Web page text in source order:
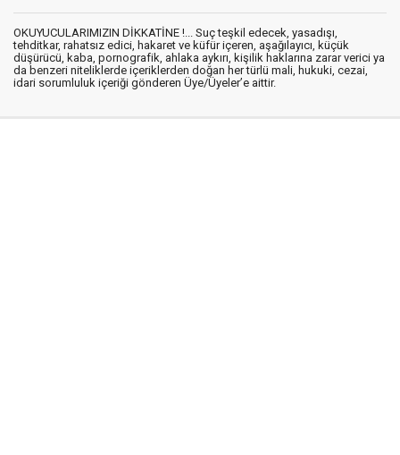
OKUYUCULARIMIZIN DİKKATİNE !... Suç teşkil edecek, yasadışı,
tehditkar, rahatsız edici, hakaret ve küfür içeren, aşağılayıcı, küçük
düşürücü, kaba, pornografik, ahlaka aykırı, kişilik haklarına zarar verici ya
da benzeri niteliklerde içeriklerden doğan her türlü mali, hukuki, cezai,
idari sorumluluk içeriği gönderen Üye/Üyeler’e aittir.